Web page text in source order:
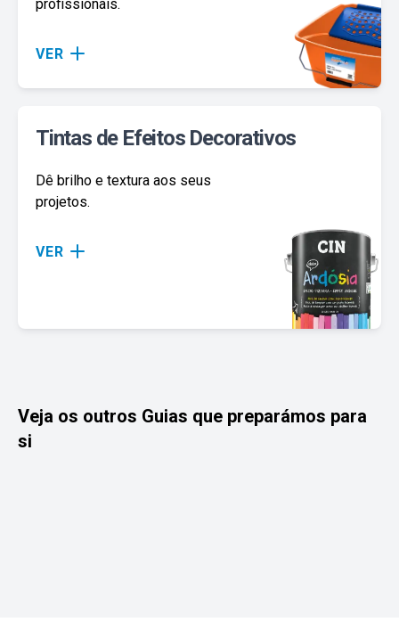
profissionais.
VER
Tintas de Efeitos Decorativos
Dê brilho e textura aos seus
projetos.
VER
Veja os outros Guias que preparámos para
si
um ambiente funcional e
Tudo o que precisa